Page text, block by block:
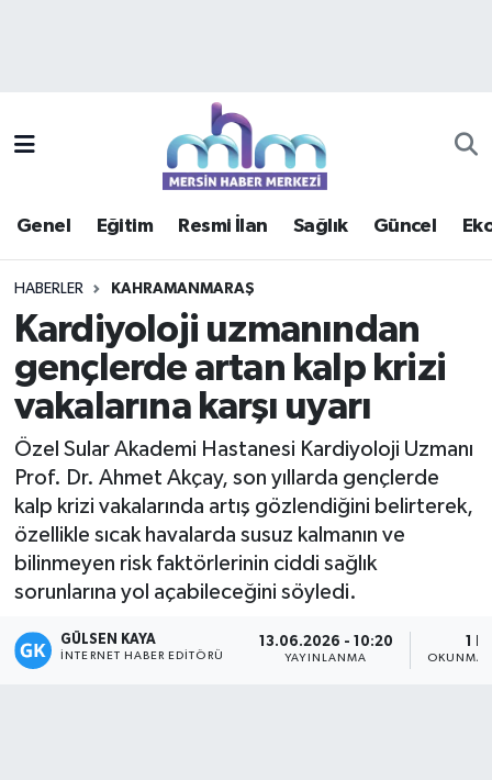
Genel Eğitim Resmi İlan Sağlık Güncel
HABERLER KAHRAMANMARAŞ
Kardiyoloji uzmanından
gençlerde artan kalp krizi
vakalarına karşı uyarı
Özel Sular Akademi Hastanesi Kardiyoloji Uzmanı
Prof. Dr. Ahmet Akçay, son yıllarda gençlerde
kalp krizi vakalarında artış gözlendiğini belirterek,
özellikle sıcak havalarda susuz kalmanın ve
bilinmeyen risk faktörlerinin ciddi sağlık
sorunlarına yol açabileceğini söyledi.
GÜLSEN KAYA
İNTERNET HABER EDITÖRÜ
13.06.2026 - 10:20
YAYINLANMA OKUNMA
Güncel
Haberde insan
Kültür - Sanat
Magazin
Mersin
Mersin Tarihi
Mersin Trafik Yoğunluk Haritası
Süper Lig Puan Durumu ve Fikstür
Haber Arşivi